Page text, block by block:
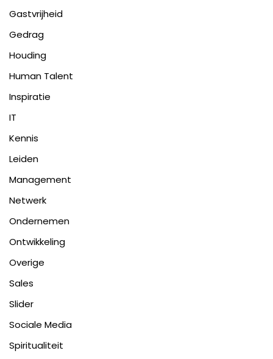
Gastvrijheid
Gedrag
Houding
Human Talent
Inspiratie
IT
Kennis
Leiden
Management
Netwerk
Ondernemen
Ontwikkeling
Overige
Sales
Slider
Sociale Media
Spiritualiteit